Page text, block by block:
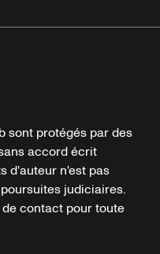
sont protégés par des
accord écrit
d'auteur n'est pas
judiciaires.
contact pour toute